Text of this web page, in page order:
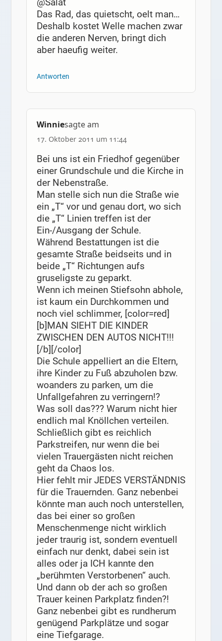
@Salat
Das Rad, das quietscht, oelt man…
Deshalb kostet Welle machen zwar
die anderen Nerven, bringt dich
aber haeufig weiter.
Antworten
Winniesagte am
17. Oktober 2011 um 11:44
Bei uns ist ein Friedhof gegenüber
einer Grundschule und die Kirche in
der Nebenstraße.
Man stelle sich nun die Straße wie
ein „T“ vor und genau dort, wo sich
die „T“ Linien treffen ist der
Ein-/Ausgang der Schule.
Während Bestattungen ist die
gesamte Straße beidseits und in
beide „T“ Richtungen aufs
gruseligste zu geparkt.
Wenn ich meinen Stiefsohn abhole,
ist kaum ein Durchkommen und
noch viel schlimmer, [color=red]
[b]MAN SIEHT DIE KINDER
ZWISCHEN DEN AUTOS NICHT!!!
[/b][/color]
Die Schule appelliert an die Eltern,
ihre Kinder zu Fuß abzuholen bzw.
woanders zu parken, um die
Unfallgefahren zu verringern!?
Was soll das??? Warum nicht hier
endlich mal Knöllchen verteilen.
Schließlich gibt es reichlich
Parkstreifen, nur wenn die bei
vielen Trauergästen nicht reichen
geht da Chaos los.
Hier fehlt mir JEDES VERSTÄNDNIS
für die Trauernden. Ganz nebenbei
könnte man auch noch unterstellen,
das bei einer so großen
Menschenmenge nicht wirklich
jeder traurig ist, sondern eventuell
einfach nur denkt, dabei sein ist
alles oder ja ICH kannte den
„berühmten Verstorbenen“ auch.
Und dann ob der ach so großen
Trauer keinen Parkplatz finden?!
Ganz nebenbei gibt es rundherum
genügend Parkplätze und sogar
eine Tiefgarage.